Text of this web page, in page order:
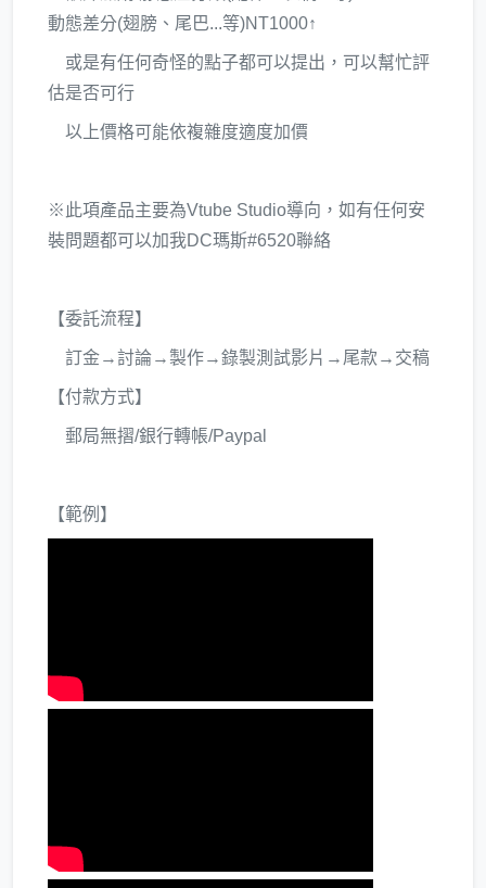
動態差分(翅膀、尾巴...等)NT1000↑
或是有任何奇怪的點子都可以提出，可以幫忙評
估是否可行
以上價格可能依複雜度適度加價
※此項產品主要為Vtube Studio導向，如有任何安
裝問題都可以加我DC瑪斯#6520聯絡
【委託流程】
訂金→討論→製作→錄製測試影片→尾款→交稿
【付款方式】
郵局無摺/銀行轉帳/Paypal
【範例】